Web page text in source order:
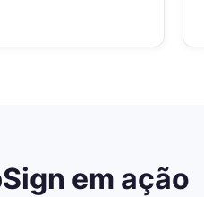
em ação